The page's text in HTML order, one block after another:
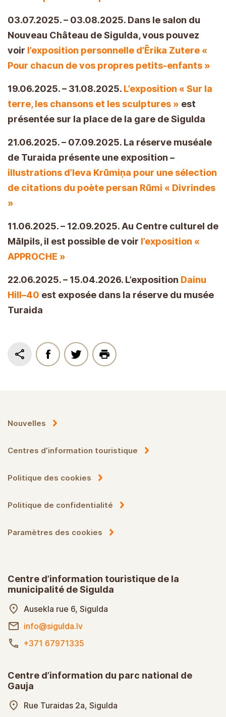
03.07.2025. – 03.08.2025. Dans le salon du
Nouveau Château de Sigulda, vous pouvez
voir l’exposition personnelle d’Ērika Zutere «
Pour chacun de vos propres petits-enfants »
19.06.2025. – 31.08.2025. L’exposition « Sur la
terre, les chansons et les sculptures » est
présentée sur la place de la gare de Sigulda
21.06.2025. – 07.09.2025. La réserve muséale
de Turaida présente une exposition –
illustrations d’Ieva Krūmiņa pour une sélection
de citations du poète persan Rūmi « Divrindes
»
11.06.2025. – 12.09.2025. Au Centre culturel de
Mālpils, il est possible de voir l’exposition «
APPROCHE »
22.06.2025. – 15.04.2026. L’exposition Dainu
Hill–40 est exposée dans la réserve du musée
Turaida
Nouvelles
Centres d’information touristique
Politique des cookies
Politique de confidentialité
Paramètres des cookies
Centre d’information touristique de la
municipalité de Sigulda
Ausekla rue 6, Sigulda
info@sigulda.lv
+371 67971335
Centre d’information du parc national de
Gauja
Rue Turaidas 2a, Sigulda